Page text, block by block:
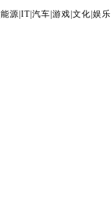
能源 IT| 汽车 游戏 文化 娱乐